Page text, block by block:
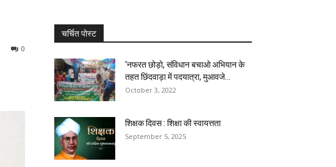
0
चर्चित पोस्ट
‘नफरत छोड़ो, संविधान बचाओ अभियान के
तहत छिंदवाड़ा में पदयात्रा, मुआवजे...
October 3, 2022
शिक्षक दिवस : शिक्षा की स्वायत्तता
September 5, 2025